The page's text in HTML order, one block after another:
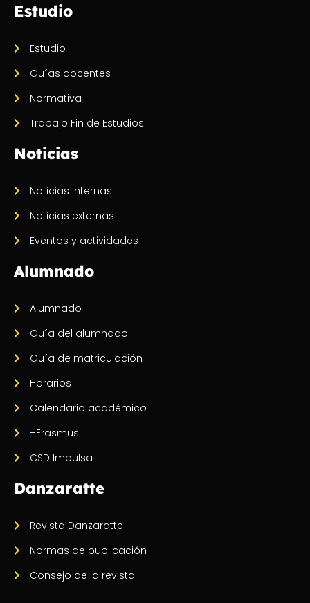
Estudio
Estudio
Guías docentes
Normativa
Trabajo Fin de Estudios
Noticias
Noticias internas
Noticias externas
Eventos y actividades
Alumnado
Alumnado
Guía del alumnado
Guía de matriculación
Horarios
Calendario académico
+Erasmus
CSD Impulsa
Danzaratte
Revista Danzaratte
Normas de publicación
Consejo de la revista